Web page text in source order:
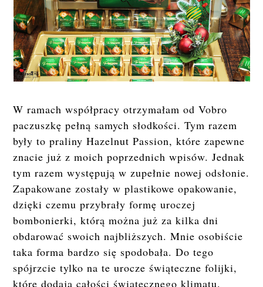
W ramach współpracy otrzymałam od Vobro
paczuszkę pełną samych słodkości. Tym razem
były to praliny Hazelnut Passion, które zapewne
znacie już z moich poprzednich wpisów. Jednak
tym razem występują w zupełnie nowej odsłonie.
Zapakowane zostały w plastikowe opakowanie,
dzięki czemu przybrały formę uroczej
bombonierki, którą można już za kilka dni
obdarować swoich najbliższych. Mnie osobiście
taka forma bardzo się spodobała. Do tego
spójrzcie tylko na te urocze świąteczne folijki,
które dodają całości świątecznego klimatu.